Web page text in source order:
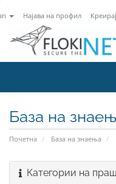
Најава на профил
База на
Почетна База на знаења
Категории на